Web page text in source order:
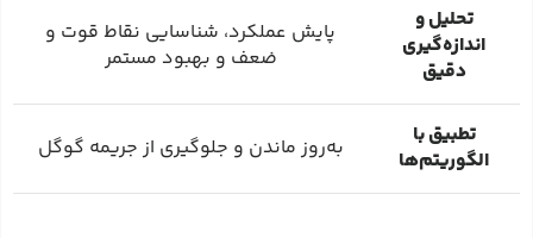
تحلیل و
اندازه‌گیری
دقیق
پایش عملکرد، شناسایی نقاط قوت و
ضعف و بهبود مستمر
تطبیق با
الگوریتم‌ها
به‌روز ماندن و جلوگیری از جریمه گوگل